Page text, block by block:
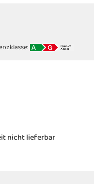
nicht lieferbar